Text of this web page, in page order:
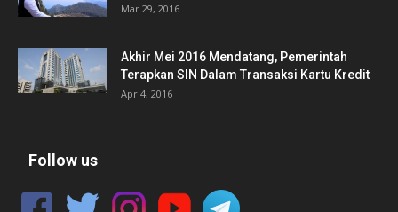
Mar 29, 2016
Akhir Mei 2016 Mendatang, Pemerintah
Terapkan SIN Dalam Transaksi Kartu Kredit
Apr 4, 2016
Follow us